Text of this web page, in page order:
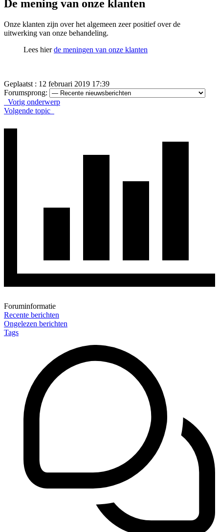
De mening van onze klanten
Onze klanten zijn over het algemeen zeer positief over de
uitwerking van onze behandeling.
Lees hierde meningen van onze klanten
Geplaatst : 12 februari 2019 17:39
Forumsprong:
Vorig onderwerp
Volgende topic
Foruminformatie
Recente berichten
Ongelezen berichten
Tags